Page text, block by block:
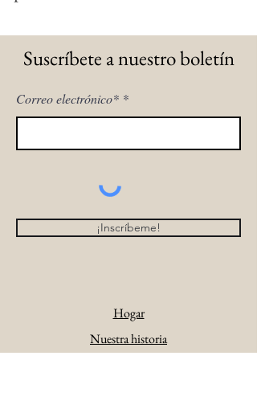
Suscríbete a nuestro boletín
Correo electrónico*
¡Inscríbeme!
Hogar
Nuestra historia